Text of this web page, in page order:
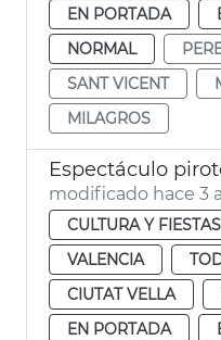
EN PORTADA
NORMAL
SANT VICENT
MILAGROS
modificado hace 3
CULTURA Y
VALENCIA
CIUTAT VELLA
EN PORTADA